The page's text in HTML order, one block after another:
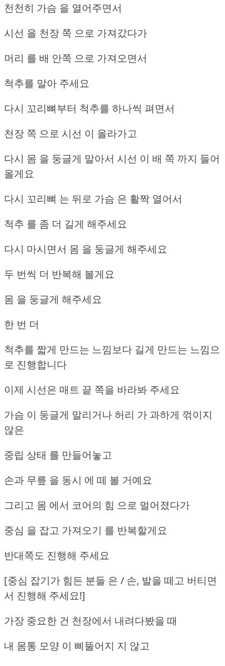
천천히 가슴 을 열어주면서
시선 을 천장 쪽 으로 가져갔다가
머리 를 배 안쪽 으로 가져오면서
척추를 말아 주세요
다시 꼬리뼈부터 척추를 하나씩 펴면서
천장 쪽 으로 시선 이 올라가고
다시 몸 을 둥글게 말아서 시선 이 배 쪽 까지 들어
올게요
다시 꼬리뼈 는 뒤로 가슴 은 활짝 열어서
척추 를 좀 더 길게 해주세요
다시 마시면서 몸 을 둥글게 해주세요
두 번씩 더 반복해 볼게요
몸 을 둥글게 해주세요
한 번 더
척추를 짧게 만드는 느낌보다 길게 만드는 느낌으
로 진행합니다
이제 시선은 매트 끝 쪽을 바라봐 주세요
가슴 이 둥글게 말리거나 허리 가 과하게 꺾이지
않은
중립 상태 를 만들어놓고
손과 무릎 을 동시 에 떼 볼 거예요
그리고 몸 에서 코어의 힘 으로 멀어졌다가
중심 을 잡고 가져오기 를 반복할게요
반대쪽도 진행해 주세요
[중심 잡기가 힘든 분들 은 / 손, 발을 떼고 버티면
서 진행해 주세요!]
가장 중요한 건 천장에서 내려다봤을 때
내 몸통 모양 이 삐뚤어지 지 않고